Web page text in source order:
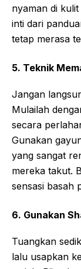
nyaman di
inti dari
tetap merasa
5. Teknik
Jangan
Mulailah
secara
Gunakan
yang sangat
mereka takut.
sensasi basah
6. Gunakan
Tuangkan
lalu usapkan